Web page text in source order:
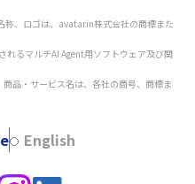
称、ロゴは、avatarin株式会社の商標また
れるマルチAI Agent用ソフトウェア及び関
品・サービス名は、各社の商号、商標ま
English